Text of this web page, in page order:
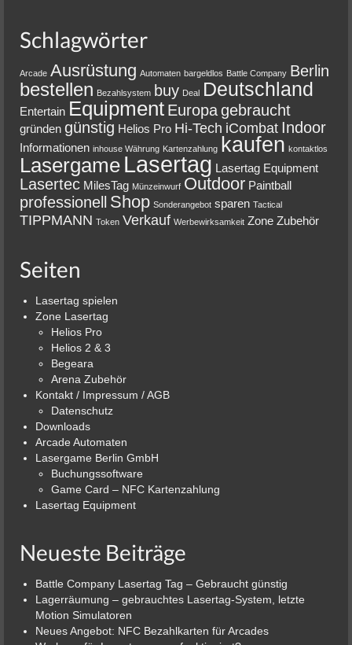
Schlagwörter
Arcade Ausrüstung Automaten bargeldlos Battle Company Berlin
bestellen Bezahlsystem buy Deal Deutschland
Entertain Equipment Europagebraucht
gründen günstig Helios Pro Hi-Tech iCombat Indoor
Informationen inhouse Währung Kartenzahlung kaufen kontaktlos
Lasergame Lasertag Lasertag Equipment
Lasertec MilesTag Münzeinwurf Outdoor Paintball
professionell Shop Sonderangebot sparen Tactical
TIPPMANN Token Verkauf Werbewirksamkeit Zone Zubehör
Seiten
Lasertag spielen
Zone Lasertag
Helios Pro
Helios 2 & 3
Begeara
Arena Zubehör
Kontakt / Impressum / AGB
Datenschutz
Downloads
Arcade Automaten
Lasergame Berlin GmbH
Buchungssoftware
Game Card – NFC Kartenzahlung
Lasertag Equipment
Neueste Beiträge
Battle Company Lasertag Tag – Gebraucht günstig
Lagerräumung – gebrauchtes Lasertag-System, letzte
Motion Simulatoren
Neues Angebot: NFC Bezahlkarten für Arcades